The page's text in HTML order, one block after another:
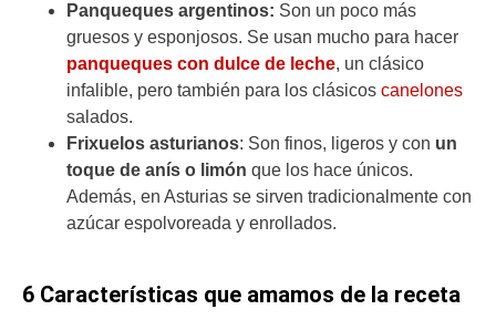
Panqueques argentinos: Son un poco más
gruesos y esponjosos. Se usan mucho para hacer
panqueques con dulce de leche, un clásico
infalible, pero también para los clásicos canelones
salados.
Frixuelos asturianos: Son finos, ligeros y con un
toque de anís o limón que los hace únicos.
Además, en Asturias se sirven tradicionalmente con
azúcar espolvoreada y enrollados.
6 Características que amamos de la receta